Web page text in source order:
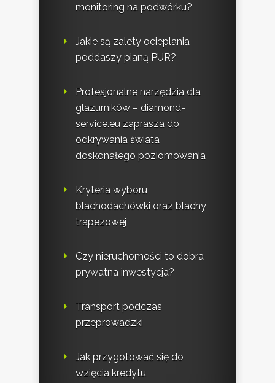
monitoring na podwórku?
Jakie są zalety ocieplania
poddaszy pianą PUR?
Profesjonalne narzędzia dla
glazurników – diamond-
service.eu zaprasza do
odkrywania świata
doskonałego poziomowania
Kryteria wyboru
blachodachówki oraz blachy
trapezowej
Czy nieruchomości to dobra
prywatna inwestycja?
Transport podczas
przeprowadzki
Jak przygotować się do
wzięcia kredytu